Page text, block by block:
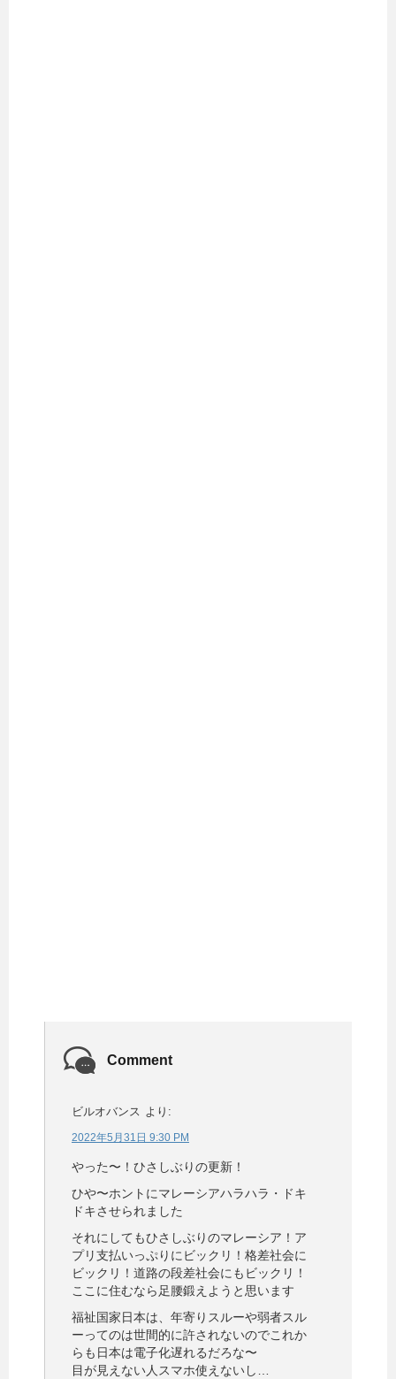
Comment
ビルオバンス より:
2022年5月31日 9:30 PM
やった〜！ひさしぶりの更新！
ひや〜ホントにマレーシアハラハラ・ドキ
ドキさせられました
それにしてもひさしぶりのマレーシア！ア
プリ支払いっぷりにビックリ！格差社会に
ビックリ！道路の段差社会にもビックリ！
ここに住むなら足腰鍛えようと思います
福祉国家日本は、年寄りスルーや弱者スル
ーってのは世間的に許されないのでこれか
らも日本は電子化遅れるだろな〜
目が見えない人スマホ使えないし…